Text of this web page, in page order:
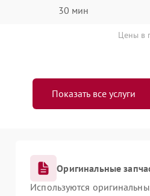
30 мин
Цены в
Показать все услуги
Оригинальные
Используются